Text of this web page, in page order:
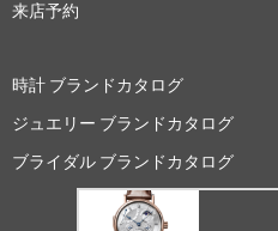
来店予約
時計 ブランドカタログ
ジュエリー ブランドカタログ
ブライダル ブランドカタログ